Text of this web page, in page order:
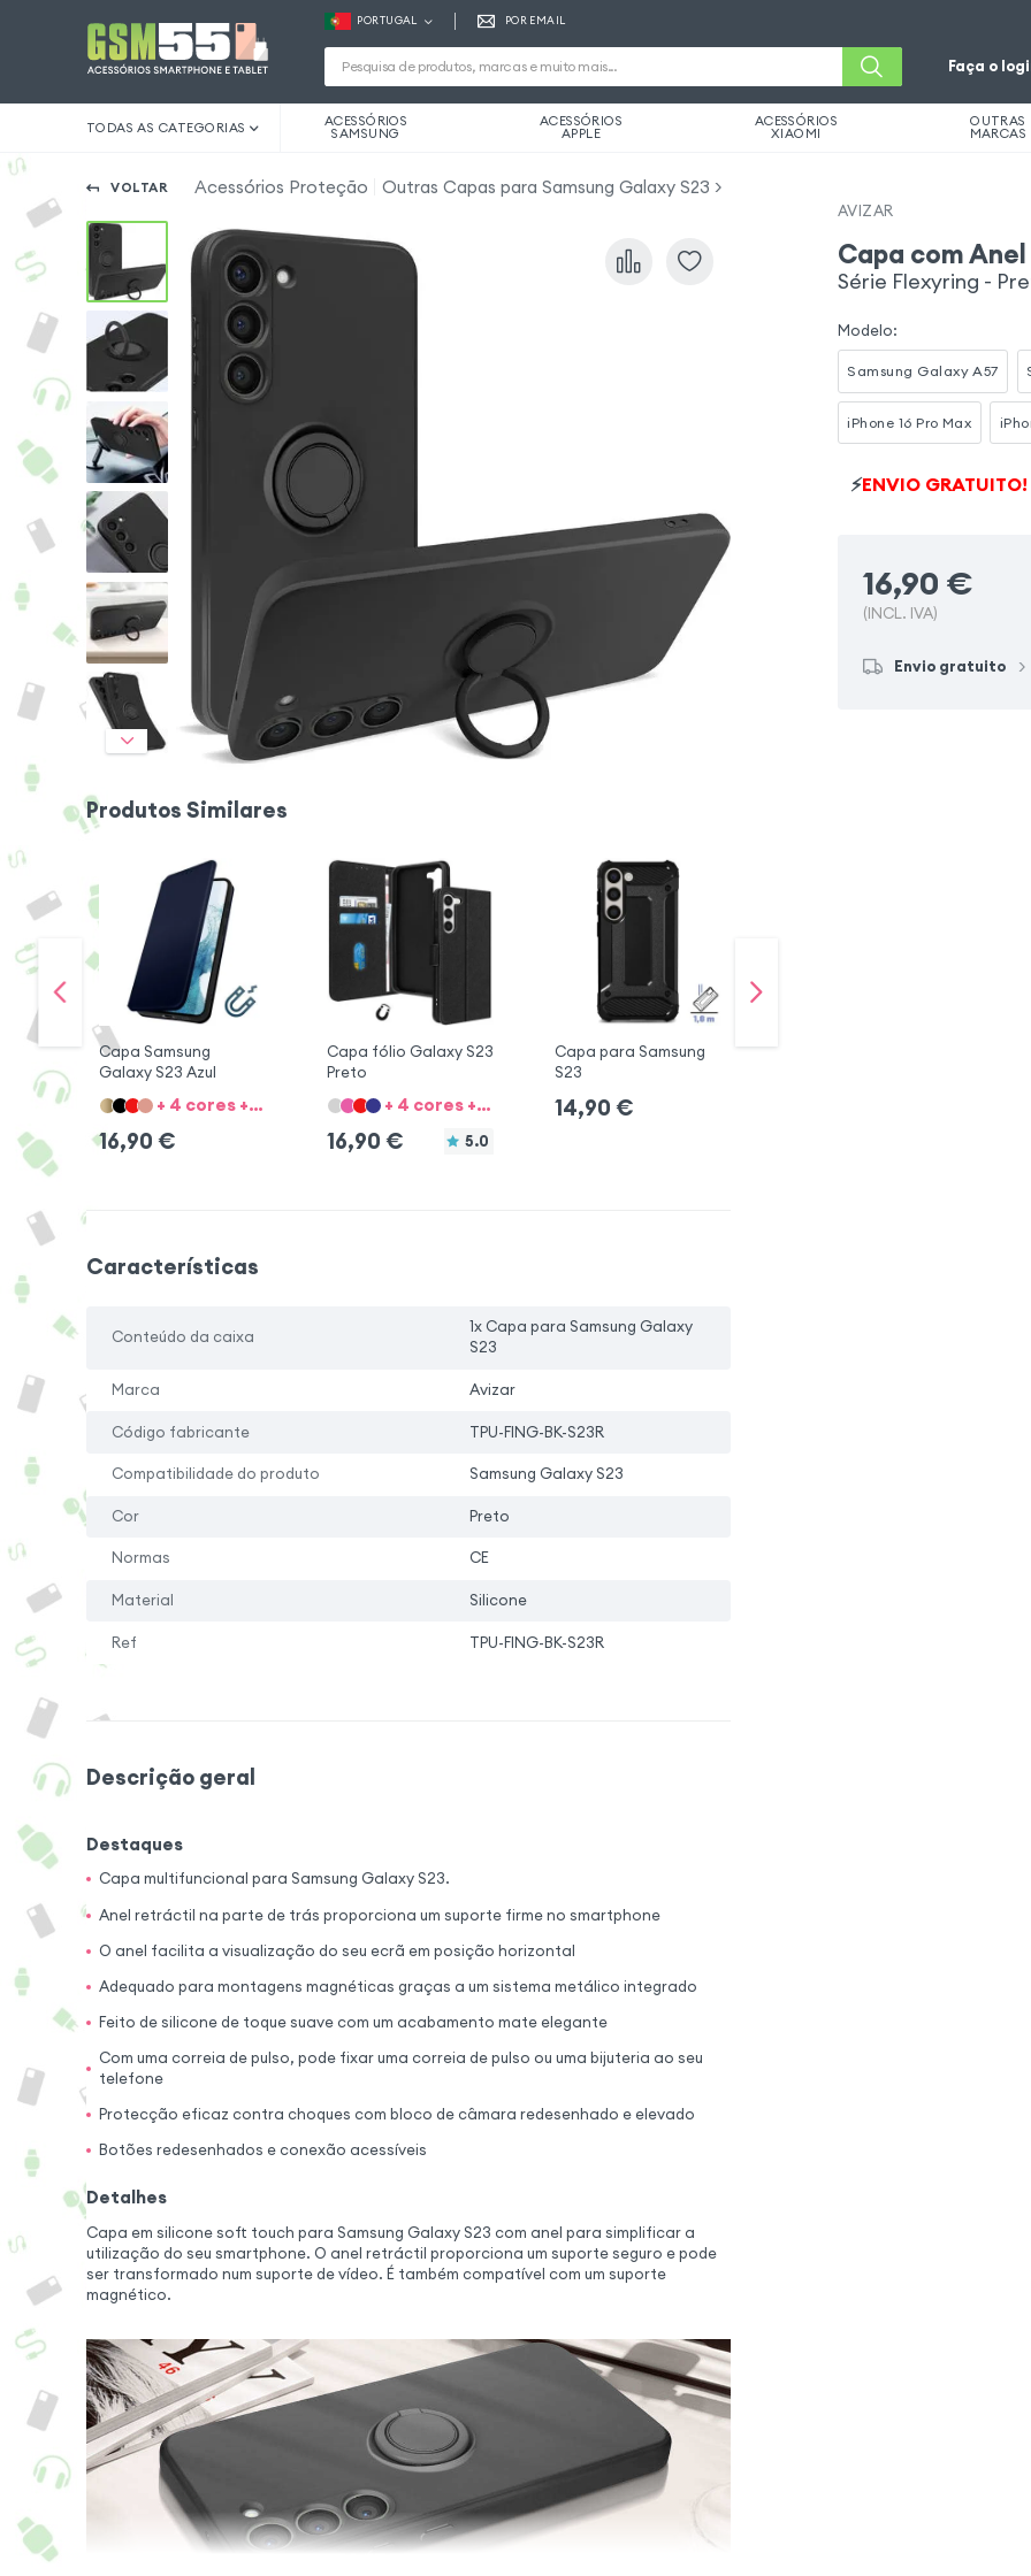
PORTUGAL POR EMAIL
Faça o
TODAS AS CATEGORIAS ACESSÓRIOS
SAMSUNG
ACESSÓRIOS
APPLE
ACESSÓRIOS
XIAOMI
OUTRAS
MARCAS
VOLTAR Acessórios Proteção Outras Capas para Samsung Galaxy S23
Produtos Similares
Capa Samsung
Galaxy S23 Azul
+ 4 cores + 5 Opções
16,90 €
Capa fólio Galaxy S23
Preto
+ 4 cores + 5 Opções
16,90 € 5.0
Capa para Samsung
S23
14,90 €
Características
Conteúdo da caixa
1x Capa para Samsung Galaxy
S23
Marca Avizar
Código fabricante TPU-FING-BK-S23R
Compatibilidade do produto Samsung Galaxy S23
Cor Preto
Normas CE
Material Silicone
Ref TPU-FING-BK-S23R
Descrição geral
Destaques
Capa multifuncional para Samsung Galaxy S23.
Anel retráctil na parte de trás proporciona um suporte firme no smartphone
O anel facilita a visualização do seu ecrã em posição horizontal
Adequado para montagens magnéticas graças a um sistema metálico integrado
Feito de silicone de toque suave com um acabamento mate elegante
Com uma correia de pulso, pode fixar uma correia de pulso ou uma bijuteria ao seu
telefone
Protecção eficaz contra choques com bloco de câmara redesenhado e elevado
Botões redesenhados e conexão acessíveis
Detalhes
Capa em silicone soft touch para Samsung Galaxy S23 com anel para simplificar a
utilização do seu smartphone. O anel retráctil proporciona um suporte seguro e pode
ser transformado num suporte de vídeo. É também compatível com um suporte
magnético.
AVIZAR
Capa com
Série Flexyring -
Modelo:
Samsung Galaxy A57
iPhone 16 Pro Max
⚡ENVIO GRATUITO!
16,90 €
(INCL. IVA)
Envio gratuito